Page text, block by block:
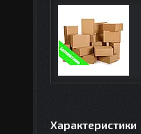
Характеристики